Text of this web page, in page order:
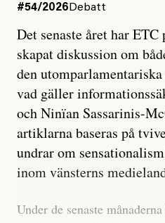
#54/2026 Debatt
Det senaste året har
skapat diskussion om
den
vad gäller
och Ninïan Sassarinis-
artiklarna baseras på
undrar om
inom vänsterns
Under de senaste